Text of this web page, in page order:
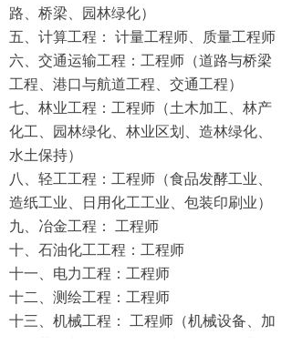
路、桥梁、园林绿化）
五、计算工程： 计量工程师、质量工程师
六、交通运输工程：工程师（道路与桥梁
工程、港口与航道工程、交通工程）
七、林业工程：工程师（土木加工、林产
化工、园林绿化、林业区划、造林绿化、
水土保持）
八、轻工工程：工程师（食品发酵工业、
造纸工业、日用化工工业、包装印刷业）
九、冶金工程： 工程师
十、石油化工工程：工程师
十一、电力工程：工程师
十二、测绘工程：工程师
十三、机械工程： 工程师（机械设备、加
工工艺、制冷、自动化控制、仪器仪表、